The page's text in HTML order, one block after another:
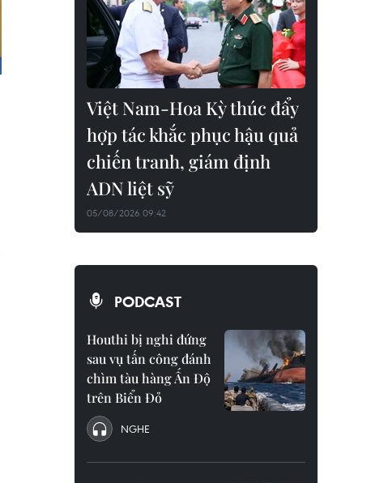
Việt Nam-Hoa Kỳ thúc đẩy
hợp tác khắc phục hậu quả
chiến tranh, giám định
ADN liệt sỹ
05/08/2026 09:42
PODCAST
Houthi bị nghi đứng
sau vụ tấn công đánh
chìm tàu hàng Ấn Độ
trên Biển Đỏ
NGHE